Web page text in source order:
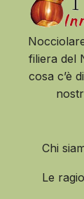
filiera del
cosa c’è
Chi
Le